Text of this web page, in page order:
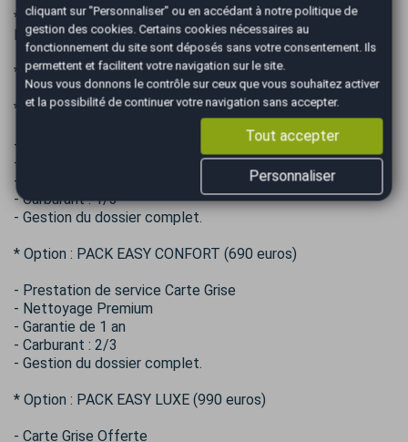
* Inclus dans la Garantie (Moteur – Boîte de vitesse –
Pont)
* Prix du véhicule hors frais du certificat d'immatriculation.
* Option : PACK EASY (490 euros)
- Prestation de service Carte Grise
- Nettoyage Standard
- Garantie 6 mois
- Carburant : 1/3
- Gestion du dossier complet.
* Option : PACK EASY CONFORT (690 euros)
- Prestation de service Carte Grise
- Nettoyage Premium
- Garantie de 1 an
- Carburant : 2/3
- Gestion du dossier complet.
* Option : PACK EASY LUXE (990 euros)
- Carte Grise Offerte
cliquant sur "Personnaliser" ou en accédant à notre politique de
gestion des cookies. Certains cookies nécessaires au
fonctionnement du site sont déposés sans votre consentement. Ils
permettent et facilitent votre navigation sur le site.
Nous vous donnons le contrôle sur ceux que vous souhaitez activer
et la possibilité de continuer votre navigation sans accepter.
Tout accepter
Personnaliser